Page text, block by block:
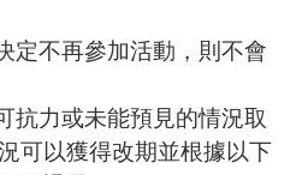
定不再參加活動，則不會
抗力或未能預見的情況取
可以獲得改期並根據以下